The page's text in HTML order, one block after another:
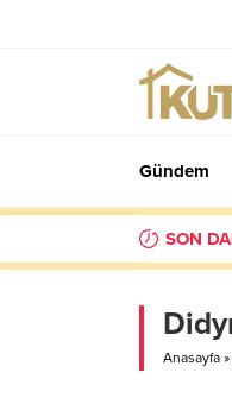
Gündem
SON
Anasayfa »